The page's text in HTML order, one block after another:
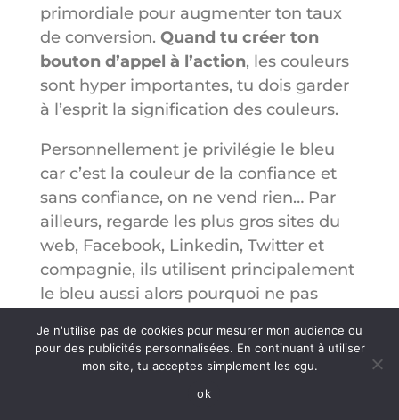
primordiale pour augmenter ton taux
de conversion. Quand tu créer ton
bouton d’appel à l’action, les couleurs
sont hyper importantes, tu dois garder
à l’esprit la signification des couleurs.
Personnellement je privilégie le bleu
car c’est la couleur de la confiance et
sans confiance, on ne vend rien… Par
ailleurs, regarde les plus gros sites du
web, Facebook, Linkedin, Twitter et
compagnie, ils utilisent principalement
le bleu aussi alors pourquoi ne pas
Je n'utilise pas de cookies pour mesurer mon audience ou
pour des publicités personnalisées. En continuant à utiliser
mon site, tu acceptes simplement les cgu.
ok